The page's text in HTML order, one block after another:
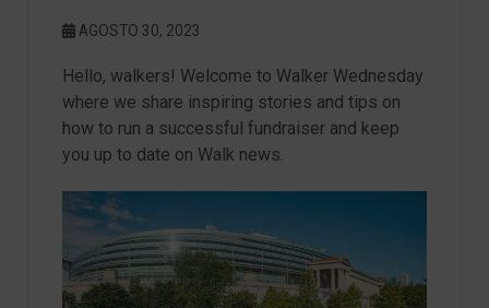
AGOSTO 30, 2023
Hello, walkers! Welcome to Walker Wednesday
where we share inspiring stories and tips on
how to run a successful fundraiser and keep
you up to date on Walk news.